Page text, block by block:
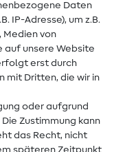
Daten
IP-Adresse), um z.B.
Medien von
auf unsere Website
erst durch
mit Dritten, die wir in
oder aufgrund
Zustimmung kann
das Recht, nicht
späteren Zeitpunkt